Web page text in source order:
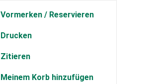
Vormerken
Drucken
Zitieren
Meinem Korb hinzufügen